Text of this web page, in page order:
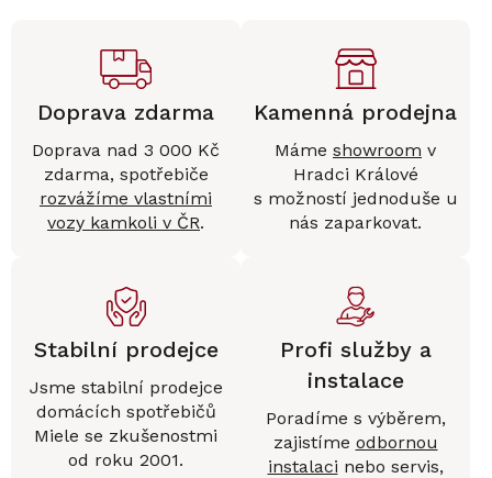
Doprava zdarma
Doprava nad 3 000 Kč
zdarma, spotřebiče
rozvážíme vlastními
vozy kamkoli v ČR.
Kamenná prodejna
Máme showroom v
Hradci Králové
s možností jednoduše u
nás zaparkovat.
Stabilní prodejce
Jsme stabilní prodejce
domácích spotřebičů
Miele se zkušenostmi
od roku 2001.
Profi služby a
instalace
Poradíme s výběrem,
zajistíme odbornou
instalaci nebo servis,